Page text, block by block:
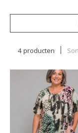
4 producten